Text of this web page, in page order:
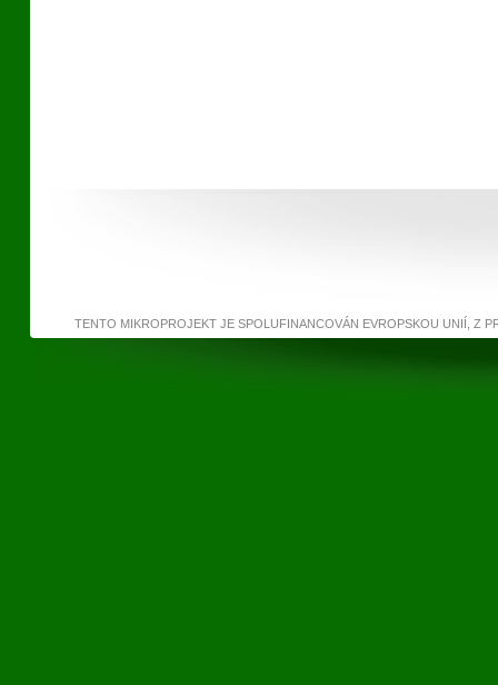
TENTO MIKROPROJEKT JE SPOLUFINANCOVÁN EVROPSKOU UNIÍ, Z